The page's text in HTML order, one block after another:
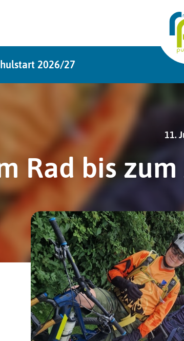
2026/27
11.
Rad bis